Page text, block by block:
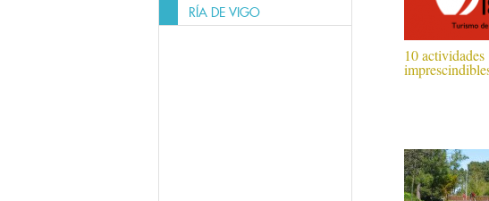
RÍA DE VIGO
10 actividades